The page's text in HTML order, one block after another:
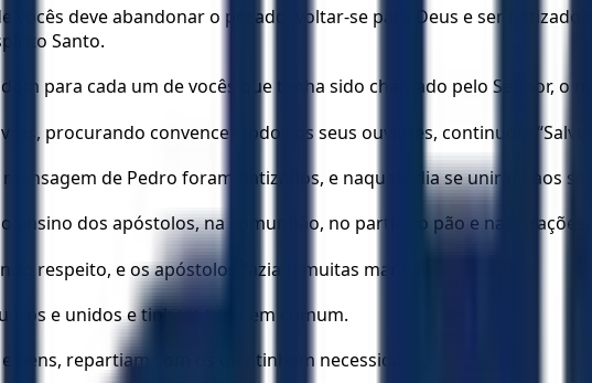
vocês deve abandonar o pecado, voltar-se para Deus e ser
Santo.
para cada um de vocês que tenha sido chamado pelo Senhor, o
procurando convencer todos os seus ouvintes, continuou:
de Pedro foram batizados, e naquele dia se uniram aos
ensino dos apóstolos, na comunhão, no partir do pão e nas orações.
respeito, e os apóstolos faziam muitas maravilhas e sinais.
e unidos e tinham tudo em comum.
bens, repartiam com os que tinham necessidade.